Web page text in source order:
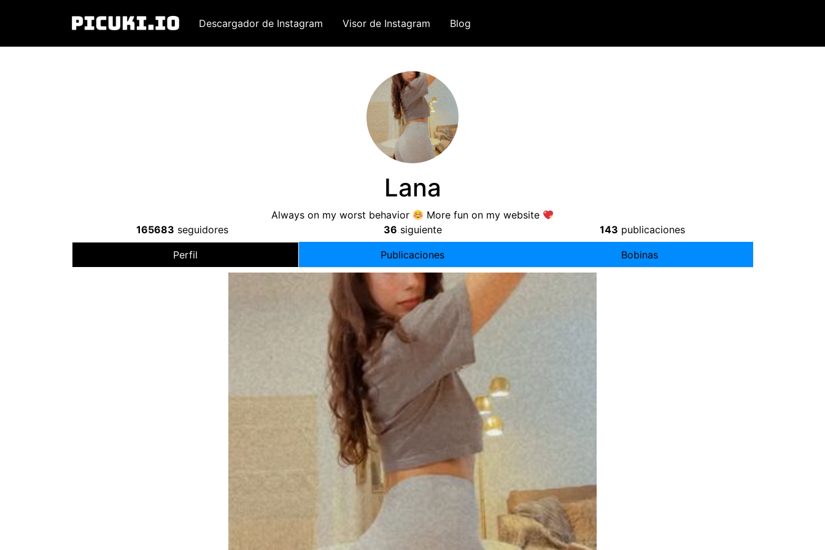
Descargador de Instagram Visor de Instagram Blog
Lana
Always on my worst behavior
More fun on my website
165683 seguidores 36 siguiente 143 publicaciones
Perfil Publicaciones Bobinas